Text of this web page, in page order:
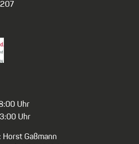
Uhr
Uhr
Gaßmann